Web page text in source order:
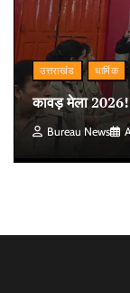
उत्तराखंड धार्मिक
कावड़ मेला 2026!
Bureau News